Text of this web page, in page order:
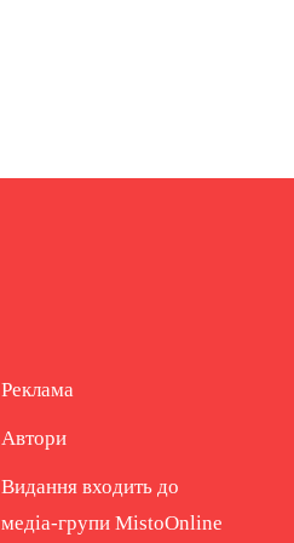
Реклама
Автори
Видання входить до
медіа-групи MistoOnline